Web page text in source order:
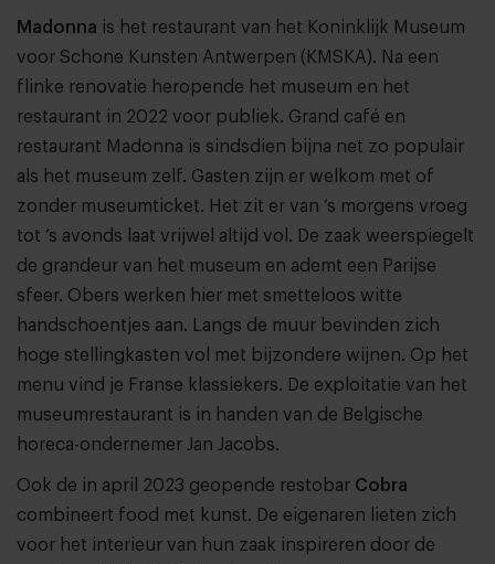
Madonna is het restaurant van het Koninklijk Museum
voor Schone Kunsten Antwerpen (KMSKA). Na een
flinke renovatie heropende het museum en het
restaurant in 2022 voor publiek. Grand café en
restaurant Madonna is sindsdien bijna net zo populair
als het museum zelf. Gasten zijn er welkom met of
zonder museumticket. Het zit er van ‘s morgens vroeg
tot ‘s avonds laat vrijwel altijd vol. De zaak weerspiegelt
de grandeur van het museum en ademt een Parijse
sfeer. Obers werken hier met smetteloos witte
handschoentjes aan. Langs de muur bevinden zich
hoge stellingkasten vol met bijzondere wijnen. Op het
menu vind je Franse klassiekers. De exploitatie van het
museumrestaurant is in handen van de Belgische
horeca-ondernemer Jan Jacobs.
Ook de in april 2023 geopende restobar Cobra
combineert food met kunst. De eigenaren lieten zich
voor het interieur van hun zaak inspireren door de